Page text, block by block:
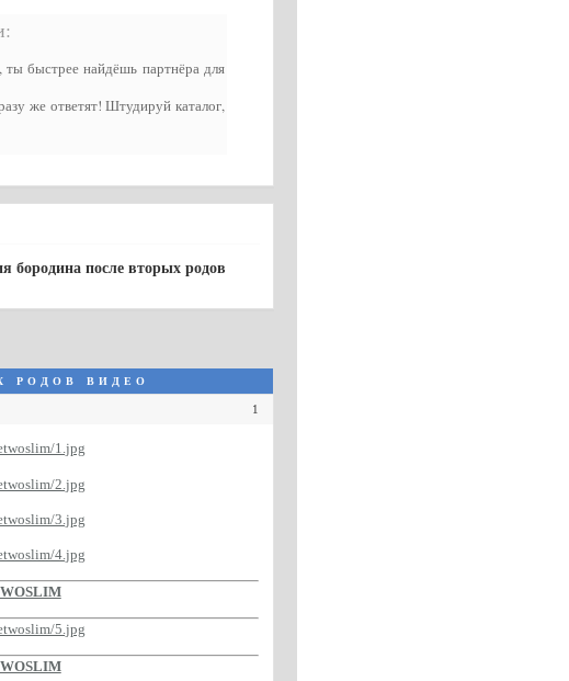
ты быстрее найдёшь партнёра для
же ответят! Штудируй каталог,
бородина после вторых родов
родов видео
1